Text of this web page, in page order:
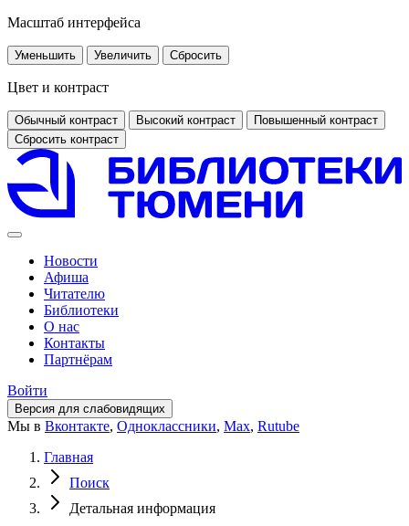
Масштаб интерфейса
Уменьшить Увеличить Сбросить
Цвет и контраст
Обычный контраст Высокий контраст
Повышенный контраст
Сбросить контраст
Новости
Афиша
Читателю
Библиотеки
О нас
Контакты
Партнёрам
Войти
Версия для слабовидящих
Мы в Вконтакте, Одноклассники, Max, Rutube
Главная
Поиск
Детальная информация